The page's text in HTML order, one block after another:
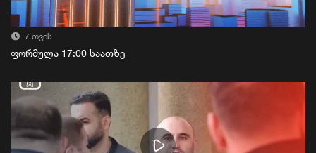
7 თვის
ფორმულა 17:00 საათზე